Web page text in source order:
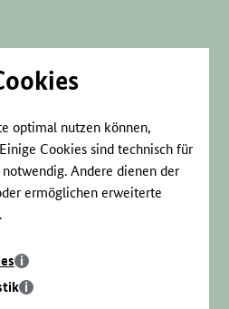
optimal nutzen können,
Cookies sind technisch für
Andere dienen der
ermöglichen erweiterte